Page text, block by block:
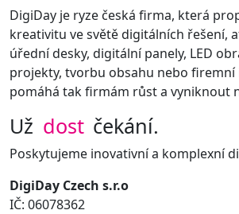
DigiDay je ryze česká firma, která
kreativitu ve světě digitálních řešení,
úřední desky, digitální panely, LED
projekty, tvorbu obsahu nebo firemní
pomáhá tak firmám růst a vyniknout
Už dost čekání.
Poskytujeme inovativní a komplexní
DigiDay Czech s.r.o
IČ: 06078362